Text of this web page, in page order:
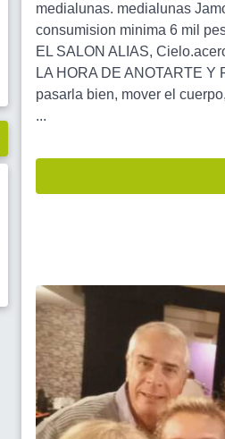
medialunas. medialunas
consumision minima 6 mil
EL SALON ALIAS,
LA HORA DE ANOTARTE
pasarla bien, mover el
...